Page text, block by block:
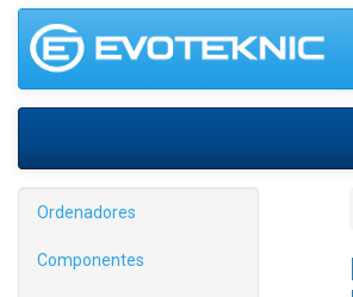
Ordenadores
Componentes